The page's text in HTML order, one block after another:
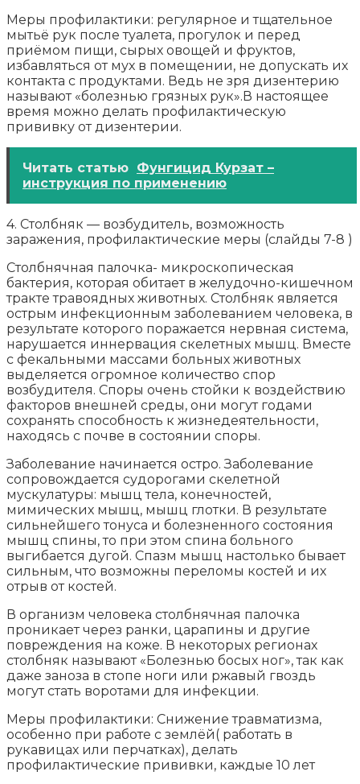
Меры профилактики: регулярное и тщательное
мытьё рук после туалета, прогулок и перед
приёмом пищи, сырых овощей и фруктов,
избавляться от мух в помещении, не допускать их
контакта с продуктами. Ведь не зря дизентерию
называют «болезнью грязных рук».В настоящее
время можно делать профилактическую
прививку от дизентерии.
Читать статью Фунгицид Курзат –
инструкция по применению
4. Столбняк — возбудитель, возможность
заражения, профилактические меры (слайды 7-8 )
Столбнячная палочка- микроскопическая
бактерия, которая обитает в желудочно-кишечном
тракте травоядных животных. Столбняк является
острым инфекционным заболеванием человека, в
результате которого поражается нервная система,
нарушается иннервация скелетных мышц. Вместе
с фекальными массами больных животных
выделяется огромное количество спор
возбудителя. Споры очень стойки к воздействию
факторов внешней среды, они могут годами
сохранять способность к жизнедеятельности,
находясь с почве в состоянии споры.
Заболевание начинается остро. Заболевание
сопровождается судорогами скелетной
мускулатуры: мышц тела, конечностей,
мимических мышц, мышц глотки. В результате
сильнейшего тонуса и болезненного состояния
мышц спины, то при этом спина больного
выгибается дугой. Спазм мышц настолько бывает
сильным, что возможны переломы костей и их
отрыв от костей.
В организм человека столбнячная палочка
проникает через ранки, царапины и другие
повреждения на коже. В некоторых регионах
столбняк называют «Болезнью босых ног», так как
даже заноза в стопе ноги или ржавый гвоздь
могут стать воротами для инфекции.
Меры профилактики: Снижение травматизма,
особенно при работе с землёй( работать в
рукавицах или перчатках), делать
профилактические прививки, каждые 10 лет